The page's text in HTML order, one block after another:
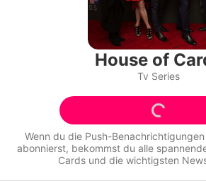
Promiflash
Alle Themen auf
Jobs
App
Team
House of
Tv Series
Wenn du die Push-
abonnierst, bekommst du alle
Cards und die wichtigsten